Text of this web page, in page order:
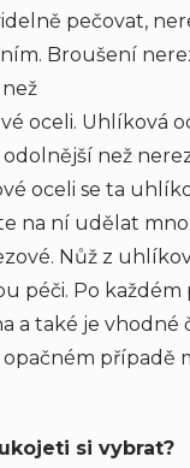
pečovat,
Broušení
oceli. Uhlíková
než
oceli se ta
na ní udělat
Nůž z
péči. Po
a také je vhodné
případě
si vybrat?